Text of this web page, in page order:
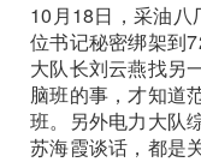
10月18日，采油八
位书记秘密绑架到
大队长刘云燕找另
脑班的事，才知道
班。另外电力大队
苏海霞谈话，都是